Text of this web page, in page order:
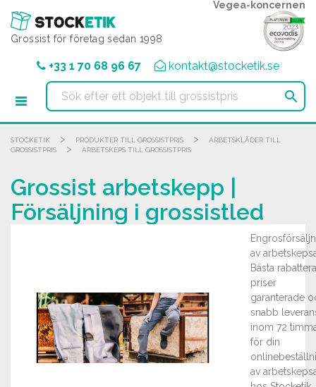
Grossist för företag sedan 1998
Vegea-koncernen
+33 1 70 68 96 67 kontakt@stocketik.se

STOCKETIK > PRODUKTER TILL GROSSISTPRIS >
ARBETSKLÄDER TILL
GROSSISTPRIS
> ARBETSKEPS TILL GROSSISTPRIS
Grossist arbetskepp |
Försäljning i grossistled
av
Bästa
priser
garanterade
snabb
inom 72
för din
av